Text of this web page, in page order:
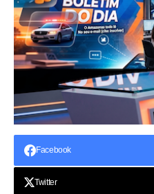
Facebook
Twitter